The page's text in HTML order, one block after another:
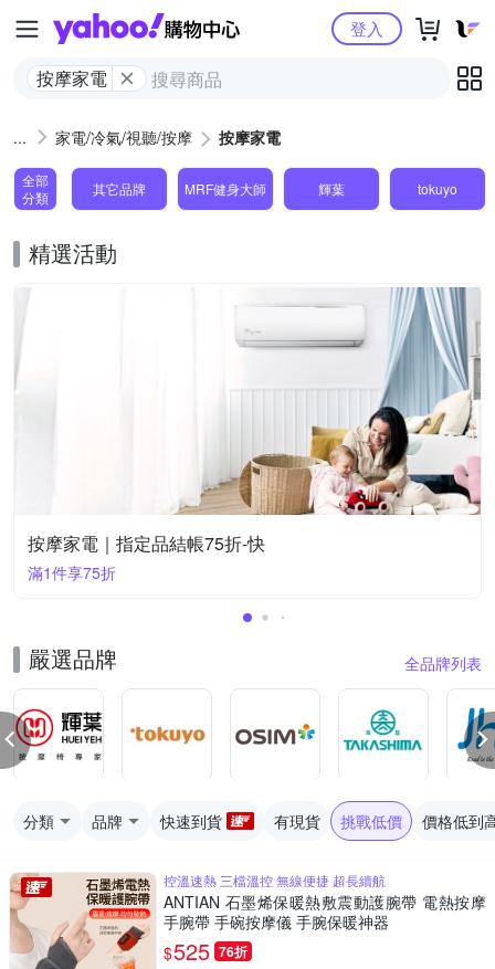
Yahoo購物中心
按摩家電
登入
家電/冷氣/視聽/按摩 按摩家電
全部
分類
其它品牌 MRF健身大師 輝葉 tokuyo
精選活動
按摩家電｜指定品結帳75折-快
滿1件享75折
嚴選品牌 全品牌列表
分類 品牌 快速到貨 有現貨 挑戰低價 價格低到
控溫速熱 三檔溫控 無線便捷 超長續航
ANTIAN 石墨烯保暖熱敷震動護腕帶 電熱按摩
手腕帶 手碗按摩儀 手腕保暖神器
$525 76折